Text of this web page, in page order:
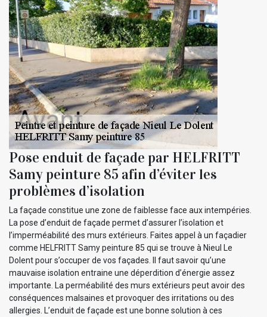
Pose enduit de façade par HELFRITT
Samy peinture 85 afin d’éviter les
problèmes d’isolation
La façade constitue une zone de faiblesse face aux intempéries.
La pose d’enduit de façade permet d’assurer l’isolation et
l’imperméabilité des murs extérieurs. Faites appel à un façadier
comme HELFRITT Samy peinture 85 qui se trouve à Nieul Le
Dolent pour s’occuper de vos façades. Il faut savoir qu’une
mauvaise isolation entraine une déperdition d’énergie assez
importante. La perméabilité des murs extérieurs peut avoir des
conséquences malsaines et provoquer des irritations ou des
allergies. L’enduit de façade est une bonne solution à ces